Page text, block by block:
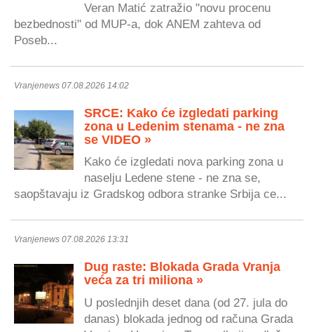
Veran Matić zatražio "novu procenu
bezbednosti" od MUP-a, dok ANEM zahteva od
Poseb...
Vranjenews 07.08.2026 14:02
SRCE: Kako će izgledati parking
zona u Ledenim stenama - ne zna
se VIDEO »
Kako će izgledati nova parking zona u
naselju Ledene stene - ne zna se,
saopštavaju iz Gradskog odbora stranke Srbija ce...
Vranjenews 07.08.2026 13:31
Dug raste: Blokada Grada Vranja
veća za tri miliona »
U poslednjih deset dana (od 27. jula do
danas) blokada jednog od računa Grada